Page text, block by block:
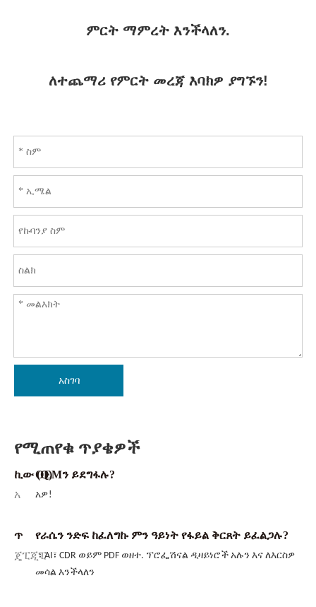
ምርት ማምረት እንችላለን.
ለተጨማሪ የምርት መረጃ እባክዎ ያግኙን!
አስገባ
የሚጠየቁ ጥያቄዎች
ኪው (Q)OEMን ይደግፋሉ?
አ
አዎ!
ጥ
የራሴን ንድፍ ከፈለግኩ ምን ዓይነት የፋይል ቅርጸት ይፈልጋሉ?
ጄፒጂፒ፣ AI፣ CDR ወይም PDF ወዘተ. ፕሮፌሽናል ዲዛይነሮች አሉን እና ለእርስዎ
መሳል እንችላለን